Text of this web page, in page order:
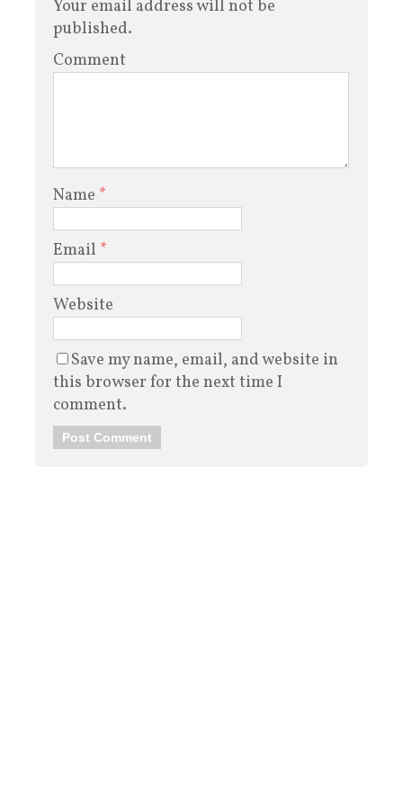
Your email address will not be
published.
Comment
Name *
Email *
Website
Save my name, email, and website in
this browser for the next time I
comment.